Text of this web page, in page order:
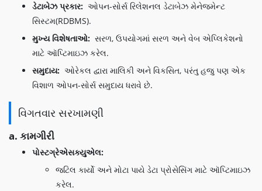
ડેટાબેઝ પ્રકાર: ઓપન-સોર્સ રિલેશનલ ડેટાબેઝ મેનેજમેન્ટ
સિસ્ટમ(RDBMS).
મુખ્ય વિશેષતાઓ: સરળ, ઉપયોગમાં સરળ અને વેબ એપ્લિકેશનો
માટે ઑપ્ટિમાઇઝ કરેલ.
સમુદાય: ઓરેકલ દ્વારા માલિકી અને વિકસિત, પરંતુ હજુ પણ એક
વિશાળ ઓપન-સોર્સ સમુદાય ધરાવે છે.
વિગતવાર સરખામણી
a. કામગીરી
પોસ્ટગ્રેએસક્યુએલ:
જટિલ કાર્યો અને મોટા પાયે ડેટા પ્રોસેસિંગ માટે ઑપ્ટિમાઇઝ
કરેલ.